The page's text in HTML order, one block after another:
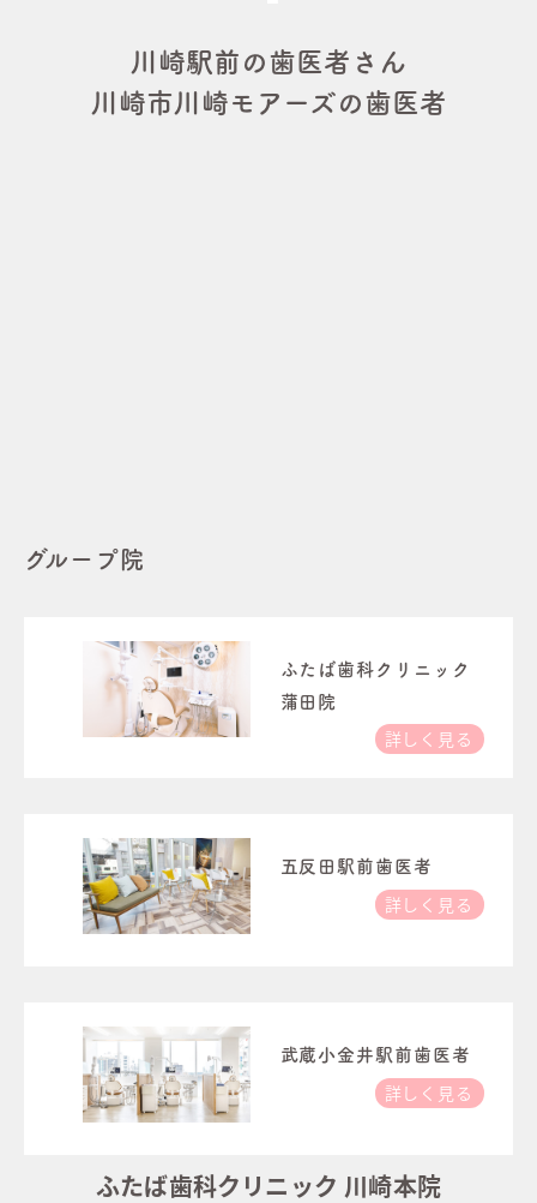
川崎駅前の歯医者さん
川崎市川崎モアーズの歯医者
グループ院
ふたば歯科クリニック
蒲田院
詳しく見る
五反田駅前歯医者
詳しく見る
武蔵小金井駅前歯医者
詳しく見る
ふたば歯科クリニック 川崎本院